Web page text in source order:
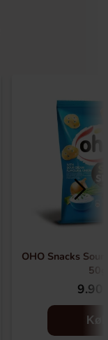
OHO Snacks
50g
9.90
Køb